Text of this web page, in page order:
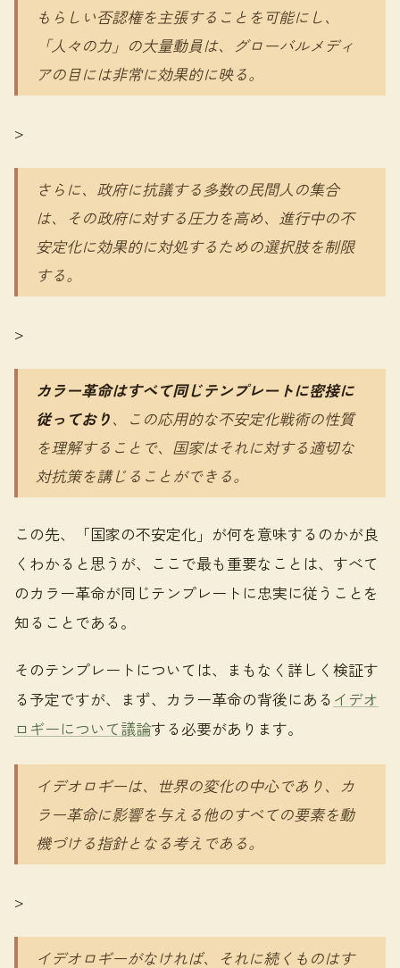
もらしい否認権を主張することを可能にし、
「人々の力」の大量動員は、グローバルメディ
アの目には非常に効果的に映る。
>
さらに、政府に抗議する多数の民間人の集合
は、その政府に対する圧力を高め、進行中の不
安定化に効果的に対処するための選択肢を制限
する。
>
カラー革命はすべて同じテンプレートに密接に
従っており、この応用的な不安定化戦術の性質
を理解することで、国家はそれに対する適切な
対抗策を講じることができる。
この先、「国家の不安定化」が何を意味するのかが良
くわかると思うが、ここで最も重要なことは、すべて
のカラー革命が同じテンプレートに忠実に従うことを
知ることである。
そのテンプレートについては、まもなく詳しく検証す
る予定ですが、まず、カラー革命の背後にある イデオ
ロギーについて議論する必要があります。
イデオロギーは、世界の変化の中心であり、カ
ラー革命に影響を与える他のすべての要素を動
機づける指針となる考えである。
>
イデオロギーがなければ、それに続くものはす